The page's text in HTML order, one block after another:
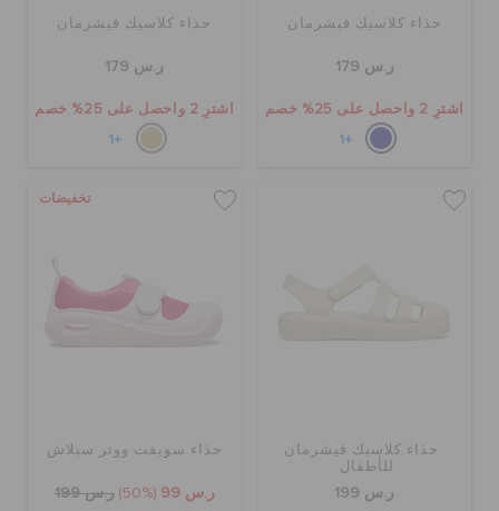
حذاء كلاسيك فيشرمان
ر.س 179
اشترِ 2 واحصل على 25% خصم
+1
حذاء كلاسيك فيشرمان
ر.س 179
اشترِ 2 واحصل على 25% خصم
+1
حذاء كلاسيك فيشرمان
للأطفال
ر.س 199
تخفيضات
حذاء سويفت ووتر سبلاش
ر.س 99 (50%) ر.س 199